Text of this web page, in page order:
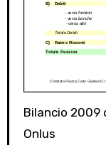
Bilancio 2009
Onlus